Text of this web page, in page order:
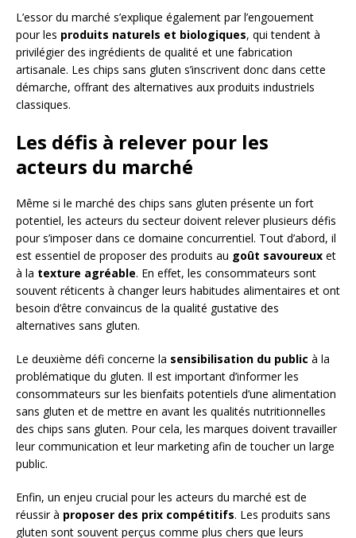
L’essor du marché s’explique également par l’engouement
pour les produits naturels et biologiques, qui tendent à
privilégier des ingrédients de qualité et une fabrication
artisanale. Les chips sans gluten s’inscrivent donc dans cette
démarche, offrant des alternatives aux produits industriels
classiques.
Les défis à relever pour les
acteurs du marché
Même si le marché des chips sans gluten présente un fort
potentiel, les acteurs du secteur doivent relever plusieurs défis
pour s’imposer dans ce domaine concurrentiel. Tout d’abord, il
est essentiel de proposer des produits au goût savoureux et
à la texture agréable. En effet, les consommateurs sont
souvent réticents à changer leurs habitudes alimentaires et ont
besoin d’être convaincus de la qualité gustative des
alternatives sans gluten.
Le deuxième défi concerne la sensibilisation du public à la
problématique du gluten. Il est important d’informer les
consommateurs sur les bienfaits potentiels d’une alimentation
sans gluten et de mettre en avant les qualités nutritionnelles
des chips sans gluten. Pour cela, les marques doivent travailler
leur communication et leur marketing afin de toucher un large
public.
Enfin, un enjeu crucial pour les acteurs du marché est de
réussir à proposer des prix compétitifs. Les produits sans
gluten sont souvent perçus comme plus chers que leurs